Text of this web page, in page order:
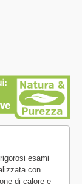
esami
con
di calore e